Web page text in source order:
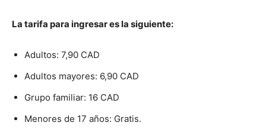
La tarifa para ingresar es la siguiente:
Adultos: 7,90 CAD
Adultos mayores: 6,90 CAD
Grupo familiar: 16 CAD
Menores de 17 años: Gratis.